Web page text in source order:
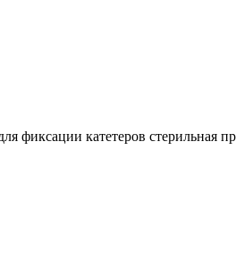
фиксации катетеров стерильная